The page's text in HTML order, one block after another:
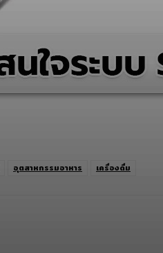
อุตสาหกรรมอาหาร เครื่องดื่ม